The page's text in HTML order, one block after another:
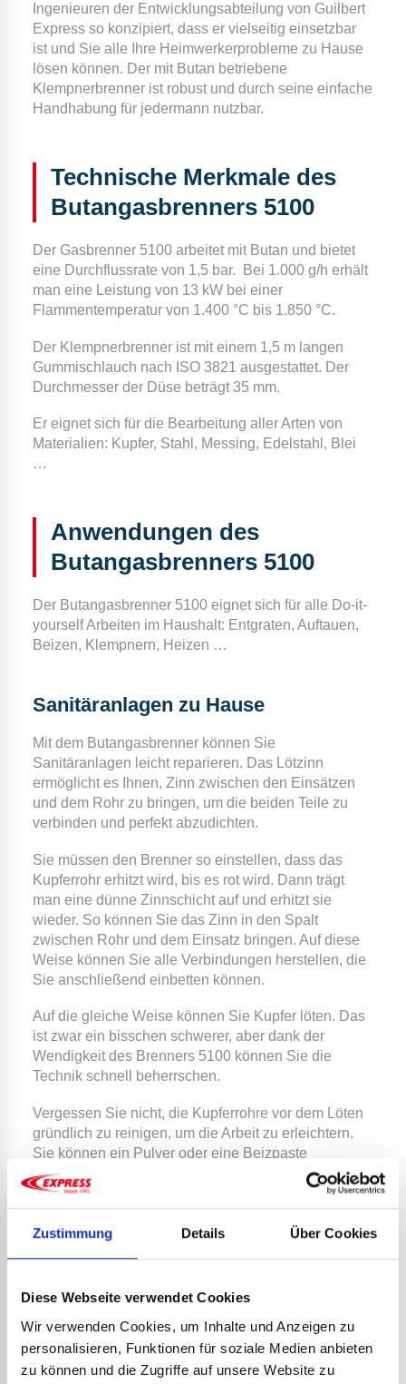
Zustimmung Details Über Cookies
Diese Webseite verwendet Cookies
Wir verwenden Cookies, um Inhalte und Anzeigen zu
personalisieren, Funktionen für soziale Medien anbieten
zu können und die Zugriffe auf unsere Website zu
Ingenieuren der Entwicklungsabteilung von Guilbert
Express so konzipiert, dass er vielseitig einsetzbar
ist und Sie alle Ihre Heimwerkerprobleme zu Hause
lösen können. Der mit Butan betriebene
Klempnerbrenner ist robust und durch seine einfache
Handhabung für jedermann nutzbar.
Technische Merkmale des
Butangasbrenners 5100
Der Gasbrenner 5100 arbeitet mit Butan und bietet
eine Durchflussrate von 1,5 bar.
Bei 1.000 g/h erhält
man eine Leistung von 13 kW bei einer
Flammentemperatur von 1.400 °C bis 1.850 °C.
Der Klempnerbrenner ist mit einem 1,5 m langen
Gummischlauch nach ISO 3821 ausgestattet. Der
Durchmesser der Düse beträgt 35 mm.
Er eignet sich für die Bearbeitung aller Arten von
Materialien: Kupfer, Stahl, Messing, Edelstahl, Blei
…
Anwendungen des
Butangasbrenners 5100
Der Butangasbrenner 5100 eignet sich für alle Do-it-
yourself Arbeiten im Haushalt: Entgraten, Auftauen,
Beizen, Klempnern, Heizen …
Sanitäranlagen zu Hause
Mit dem Butangasbrenner können Sie
Sanitäranlagen leicht reparieren. Das Lötzinn
ermöglicht es Ihnen, Zinn zwischen den Einsätzen
und dem Rohr zu bringen, um die beiden Teile zu
verbinden und perfekt abzudichten.
Sie müssen den Brenner so einstellen, dass das
Kupferrohr erhitzt wird, bis es rot wird. Dann trägt
man eine dünne Zinnschicht auf und erhitzt sie
wieder. So können Sie das Zinn in den Spalt
zwischen Rohr und dem Einsatz bringen. Auf diese
Weise können Sie alle Verbindungen herstellen, die
Sie anschließend einbetten können.
Auf die gleiche Weise können Sie Kupfer löten. Das
ist zwar ein bisschen schwerer, aber dank der
Wendigkeit des Brenners 5100 können Sie die
Technik schnell beherrschen.
Vergessen Sie nicht, die Kupferrohre vor dem Löten
gründlich zu reinigen, um die Arbeit zu erleichtern.
Sie können ein Pulver oder eine Beizpaste
verwenden und reiben das Kupfer bis es wieder wie
neu aussieht.
Lösen Sie Schrauben und Bolzen
Wenn Sie Bolzen an ihre Schrauben geschweißt
diese nicht mit Gewalt lösen. Die Kanten des
Bolzens können stumpf werden und Sie haben dann
keinen Halt oder durch Torsionskräfte kann alles